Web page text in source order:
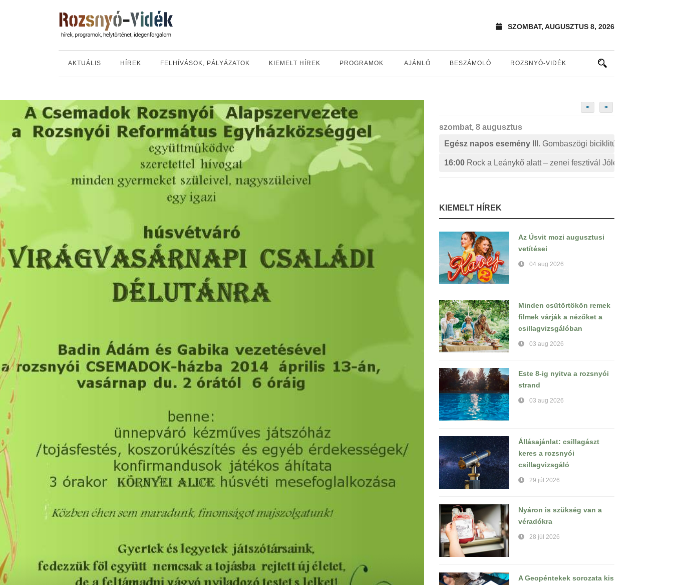
SZOMBAT, AUGUSZTUS 8, 2026
AKTUÁLIS HÍREK FELHÍVÁSOK, PÁLYÁZATOK KIEMELT HÍREK PROGRAMOK AJÁNLÓ BESZÁMOLÓ ROZSNYÓ-VIDÉK
< >
szombat, 8 augusztus
Egész napos esemény
III. Gombaszögi biciklitúra
16:00 Rock a Leánykő alatt – zenei fesztivál Jólészen
KIEMELT HÍREK
Az Úsvit mozi augusztusi
vetítései
04 aug 2026
Minden csütörtökön remek
filmek várják a nézőket a
csillagvizsgálóban
03 aug 2026
Este 8-ig nyitva a rozsnyói
strand
03 aug 2026
Állásajánlat: csillagászt
keres a rozsnyói
csillagvizsgáló
29 júl 2026
Nyáron is szükség van a
véradókra
28 júl 2026
A Geopéntekek sorozata kis